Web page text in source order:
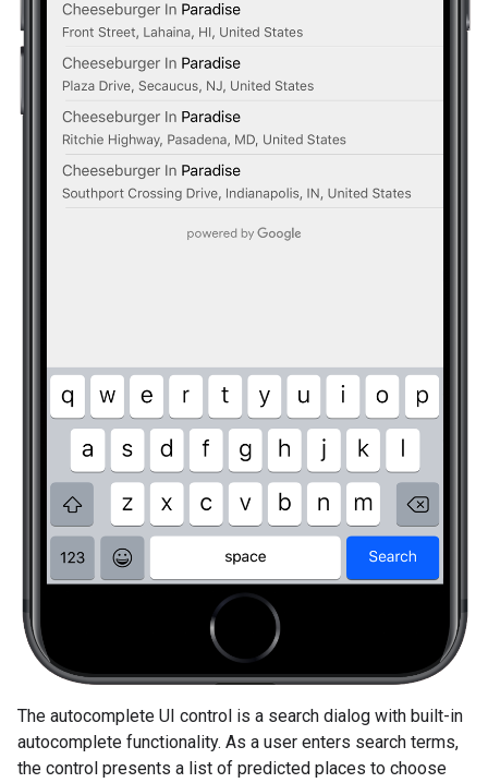
The autocomplete UI control is a search dialog with built-in
autocomplete functionality. As a user enters search terms,
the control presents a list of predicted places to choose